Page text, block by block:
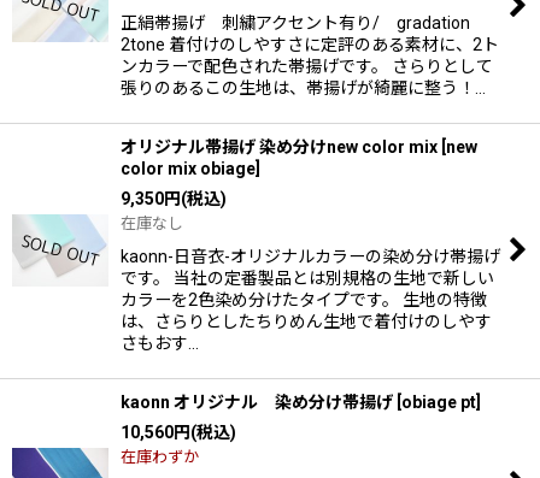
正絹帯揚げ 刺繍アクセント有り/ gradation
2tone 着付けのしやすさに定評のある素材に、2ト
ンカラーで配色された帯揚げです。 さらりとして
張りのあるこの生地は、帯揚げが綺麗に整う！…
オリジナル帯揚げ 染め分けnew color mix new
color mix obiage
9,350円(税込)
在庫なし
kaonn-日音衣-オリジナルカラーの染め分け帯揚げ
です。 当社の定番製品とは別規格の生地で新しい
カラーを2色染め分けたタイプです。 生地の特徴
は、さらりとしたちりめん生地で着付けのしやす
さもおす…
kaonn オリジナル 染め分け帯揚げ obiage pt
10,560円(税込)
在庫わずか